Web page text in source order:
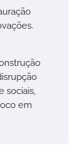
sociais,
em